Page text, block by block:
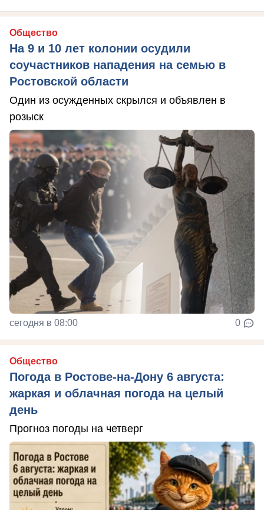
Общество
На 9 и 10 лет колонии осудили
соучастников нападения на семью в
Ростовской области
Один из осужденных скрылся и объявлен в
розыск
сегодня в 08:00 0
Общество
Погода в Ростове-на-Дону 6 августа:
жаркая и облачная погода на целый
день
Прогноз погоды на четверг